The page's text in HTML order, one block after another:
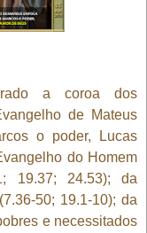
a coroa dos
de Mateus
o poder, Lucas
do Homem
19.37; 24.53); da
50; 19.1-10); da
e necessitados